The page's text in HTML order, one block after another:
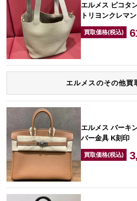
エルメス ピコタ
トリヨンクレマ
買取価格(税込)
エルメスのその他買
エルメス バーキ
バー金具 K刻印
買取価格(税込)